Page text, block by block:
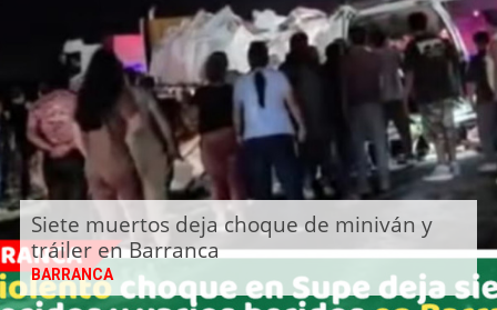
Siete muertos deja choque de miniván y
tráiler en Barranca
BARRANCA